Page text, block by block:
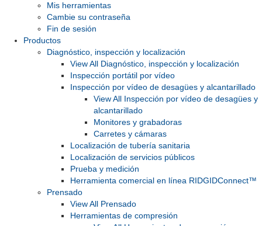
Mis herramientas
Cambie su contraseña
Fin de sesión
Productos
Diagnóstico, inspección y localización
View All Diagnóstico, inspección y localización
Inspección portátil por vídeo
Inspección por vídeo de desagües y alcantarillado
View All Inspección por vídeo de desagües y
alcantarillado
Monitores y grabadoras
Carretes y cámaras
Localización de tubería sanitaria
Localización de servicios públicos
Prueba y medición
Herramienta comercial en línea RIDGIDConnect™
Prensado
View All Prensado
Herramientas de compresión